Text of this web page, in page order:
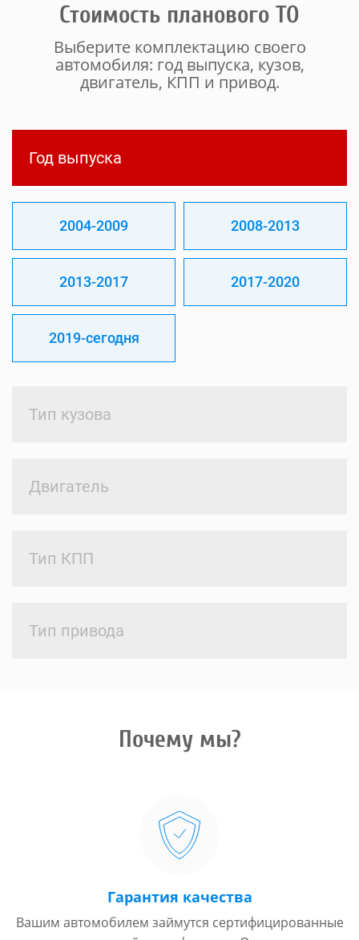
Стоимость планового ТО
Выберите комплектацию своего
автомобиля: год выпуска, кузов,
двигатель, КПП и привод.
Год выпуска
2004-2009 2008-2013
2013-2017 2017-2020
2019-сегодня
Тип кузова
Двигатель
Тип КПП
Тип привода
Почему мы?
Гарантия качества
Вашим автомобилем займутся сертифицированные